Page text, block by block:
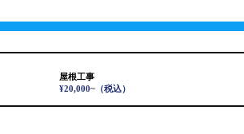
屋根工事
¥20,000~ （税込）